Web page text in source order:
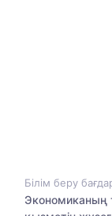
Білім беру
Экономиканың